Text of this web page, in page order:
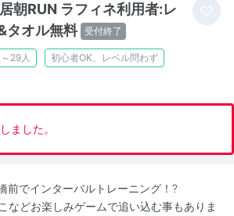
朝RUN ラフィネ利用者:レ
タオル無料 受付終了
～29人 初心者OK、レベル問わず
ました。
前でインターバルトレーニング！?
などお楽しみゲームで追い込む事もありま